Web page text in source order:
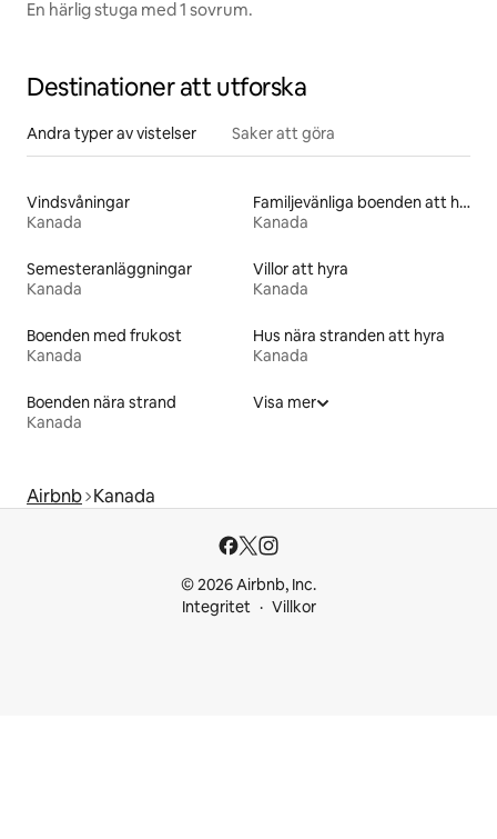
En härlig stuga med 1 sovrum.
Destinationer att utforska
Andra typer av vistelser Saker att göra
Vindsvåningar
Kanada
Familjevänliga boenden att hyra
Kanada
Semesteranläggningar
Kanada
Villor att hyra
Kanada
Boenden med frukost
Kanada
Hus nära stranden att hyra
Kanada
Boenden nära strand
Kanada
Visa mer
Airbnb Kanada
© 2026 Airbnb, Inc.
Integritet
Villkor